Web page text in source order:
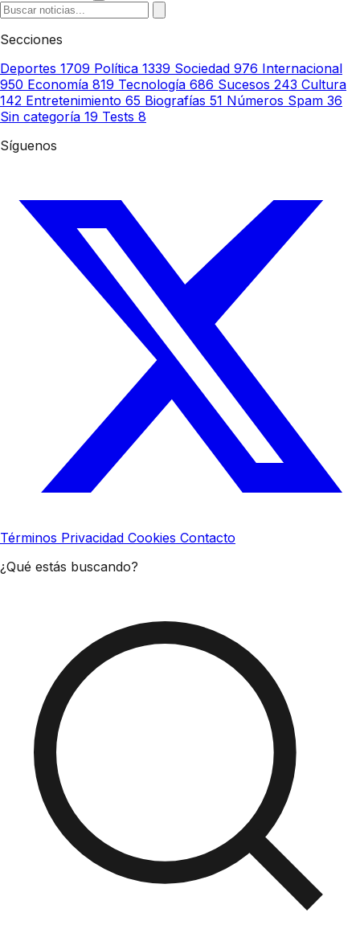
Secciones
Deportes 1709 Política 1339 Sociedad 976 Internacional
950 Economía 819 Tecnología 686 Sucesos 243 Cultura
142 Entretenimiento 65 Biografías 51 Números Spam 36
Sin categoría 19 Tests 8
Síguenos
Términos Privacidad Cookies Contacto
¿Qué estás buscando?